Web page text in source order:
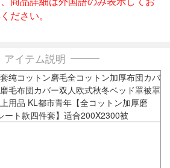
ださい。
アイテム説明
纯コットン磨毛全コットン加厚布団カバ
毛布団カバー双人欧式秋冬ベッド罩被罩
用品 KL都市青年【全コットン加厚磨
ート款四件套】适合200X2300被